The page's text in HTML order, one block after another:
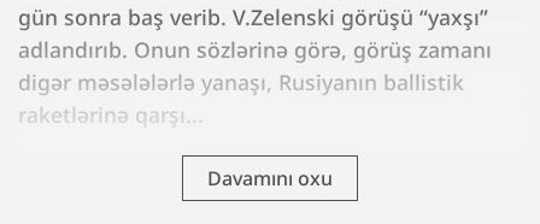
gün sonra baş verib. V.Zelenski görüşü “yaxşı”
adlandırıb. Onun sözlərinə görə, görüş zamanı
digər məsələlərlə yanaşı, Rusiyanın ballistik
raketlərinə qarşı...
Davamını oxu